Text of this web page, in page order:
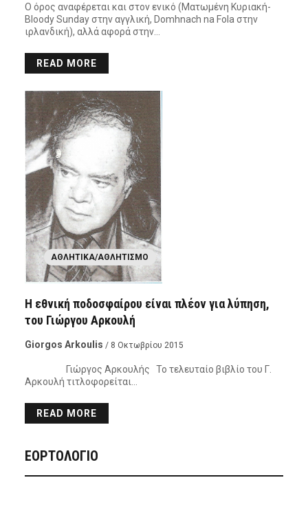
Ο όρος αναφέρεται και στον ενικό (Ματωμένη Κυριακή-
Bloody Sunday στην αγγλική, Domhnach na Fola στην
ιρλανδική), αλλά αφορά στην…
READ MORE
ΑΘΛΗΤΙΚΆ/ΑΘΛΗΤΙΣΜΌ
Η εθνική ποδοσφαίρου είναι πλέον για λύπηση,
του Γιώργου Αρκουλή
Giorgos Arkoulis / 8 Οκτωβρίου 2015
Γιώργος Αρκουλής Το τελευταίο βιβλίο του Γ.
Αρκουλή τιτλοφορείται…
READ MORE
ΕΟΡΤΟΛΟΓΙΟ